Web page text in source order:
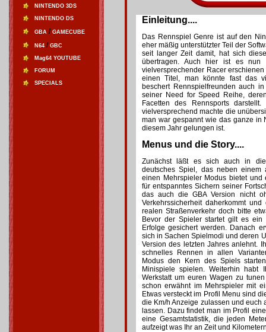
NINTENDO 3DS
NINTENDO DS
GBA / GAMECUBE
N64 / GBC
Mag64 YOUTUBE
FORUM
SPECIALS
Einleitung....
Das Rennspiel Genre ist auf den
eher mäßig unterstützter Teil der
seit langer Zeit damit, hat sich
übertragen. Auch hier ist es
vielversprechender Racer
einen Titel, man könnte fast das
beschert Rennspielfreunden auch
seiner Need for Speed Reihe,
Facetten des Rennsports
vielversprechend machte die
man war gespannt wie das ganze in
diesem Jahr gelungen ist.
Menus und die Story....
Zunächst läßt es sich auch in
deutsches Spiel, das neben einem
einen Mehrspieler Modus bietet und
für entspanntes Sichern seiner
das auch die GBA Version nicht
Verkehrssicherheit daherkommt
realen Straßenverkehr doch bitte
Bevor der Spieler startet gilt es
Erfolge gesichert werden. Danach
sich in Sachen Spielmodi und deren
Version des letzten Jahres anlehnt.
schnelles Rennen in allen
Modus den Kern des Spiels
Minispiele spielen. Weiterhin habt
Werkstatt um euren Wagen zu
schon erwähnt im Mehrspieler mit
Etwas versteckt im Profil Menu sind
die Km/h Anzeige zulassen und
lassen. Dazu findet man im Profil
eine Gesamtstatistik, die jeden
aufzeigt was Ihr an Zeit und